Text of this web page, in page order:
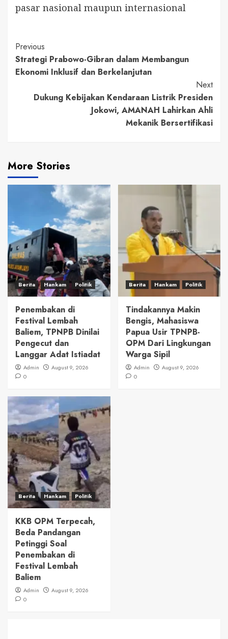
pasar nasional maupun internasional
Continue
Reading
Previous
Strategi Prabowo-Gibran dalam Membangun
Ekonomi Inklusif dan Berkelanjutan
Next
Dukung Kebijakan Kendaraan Listrik Presiden
Jokowi, AMANAH Lahirkan Ahli
Mekanik Bersertifikasi
More Stories
Berita Hankam Politik
Penembakan di
Festival Lembah
Baliem, TPNPB Dinilai
Pengecut dan
Langgar Adat Istiadat
Admin
August 9, 2026
0
Berita Hankam Politik
Tindakannya Makin
Bengis, Mahasiswa
Papua Usir TPNPB-
OPM Dari Lingkungan
Warga Sipil
Admin
August 9, 2026
0
Berita Hankam Politik
KKB OPM Terpecah,
Beda Pandangan
Petinggi Soal
Penembakan di
Festival Lembah
Baliem
Admin
August 9, 2026
0